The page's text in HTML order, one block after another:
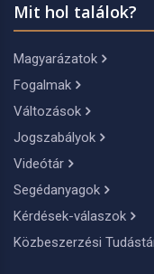
Mit hol találok?
Magyarázatok
Fogalmak
Változások
Jogszabályok
Videótár
Segédanyagok
Kérdések-válaszok
Közbeszerzési